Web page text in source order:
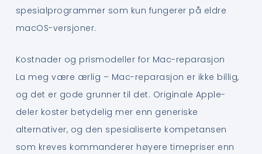
spesialprogrammer som kun fungerer på eldre
macOS-versjoner.
Kostnader og prismodeller for Mac-reparasjon
La meg være ærlig – Mac-reparasjon er ikke billig,
og det er gode grunner til det. Originale Apple-
deler koster betydelig mer enn generiske
alternativer, og den spesialiserte kompetansen
som kreves kommanderer høyere timepriser enn